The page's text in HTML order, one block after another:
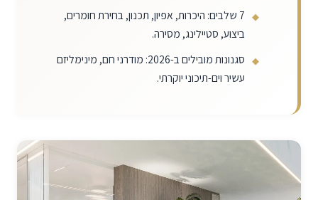
7 שלבים: היכרות, אפיון, תכנון, בחירת חומרים,
ביצוע, סטיילינג, מסירה.
סגנונות מובילים ב-2026: מודרני חם, מינימליזם
עשיר וים-תיכוני יוקרתי.